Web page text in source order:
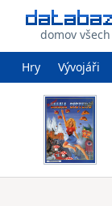
domov
Hry Vývojáři